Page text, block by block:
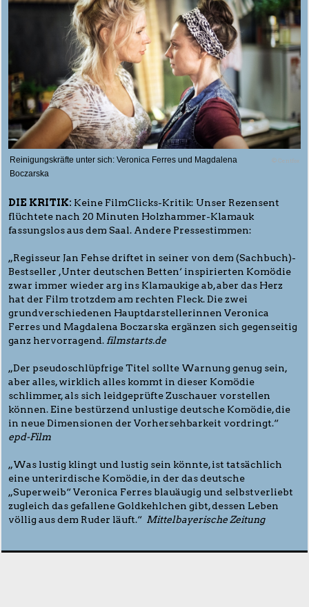
Reinigungskräfte unter sich: Veronica Ferres und Magdalena
Boczarska
© Centfox
DIE KRITIK: Keine FilmClicks-Kritik: Unser Rezensent
flüchtete nach 20 Minuten Holzhammer-Klamauk
fassungslos aus dem Saal. Andere Pressestimmen:
„Regisseur Jan Fehse driftet in seiner von dem (Sachbuch)-
Bestseller ,Unter deutschen Betten‘ inspirierten Komödie
zwar immer wieder arg ins Klamaukige ab, aber das Herz
hat der Film trotzdem am rechten Fleck. Die zwei
grundverschiedenen Hauptdarstellerinnen Veronica
Ferres und Magdalena Boczarska ergänzen sich gegenseitig
ganz hervorragend. filmstarts.de
„Der pseudoschlüpfrige Titel sollte Warnung genug sein,
aber alles, wirklich alles kommt in dieser Komödie
schlimmer, als sich leidgeprüfte Zuschauer vorstellen
können. Eine bestürzend unlustige deutsche Komödie, die
in neue Dimensionen der Vorhersehbarkeit vordringt.“
epd-Film
„Was lustig klingt und lustig sein könnte, ist tatsächlich
eine unterirdische Komödie, in der das deutsche
„Superweib“ Veronica Ferres blauäugig und selbstverliebt
zugleich das gefallene Goldkehlchen gibt, dessen Leben
völlig aus dem Ruder läuft.“ Mittelbayerische Zeitung